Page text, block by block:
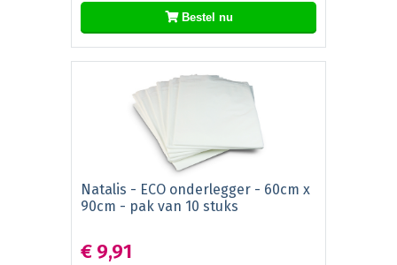
Bestel nu
Natalis - ECO onderlegger - 60cm x
90cm - pak van 10 stuks
€ 9,91